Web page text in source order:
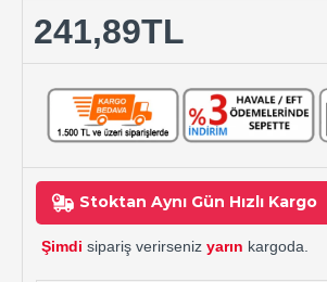
241,89TL
Stoktan Aynı Gün Hızlı Kargo
Şimdi sipariş verirseniz yarın kargoda.